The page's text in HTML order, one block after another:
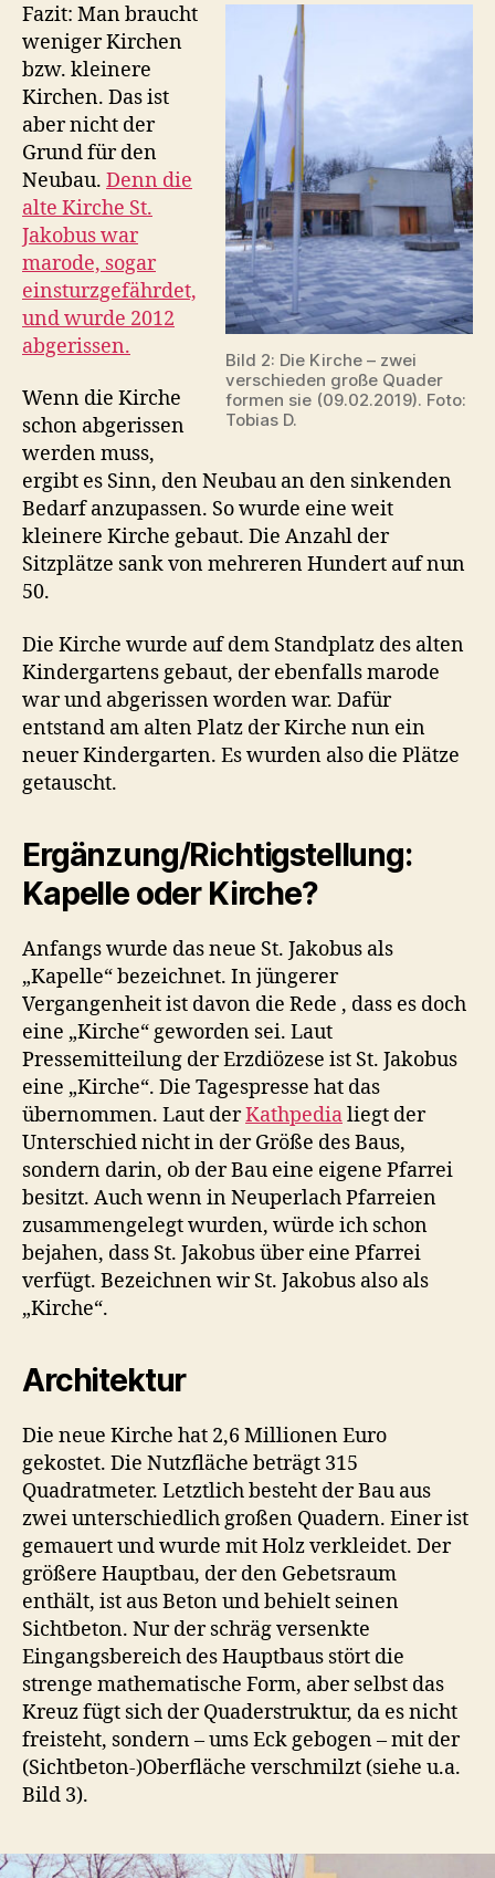
Bild 2: Die Kirche – zwei
verschieden große Quader
formen sie (09.02.2019). Foto:
Tobias D.
Fazit: Man braucht
weniger Kirchen
bzw. kleinere
Kirchen. Das ist
aber nicht der
Grund für den
Neubau. Denn die
alte Kirche St.
Jakobus war
marode, sogar
einsturzgefährdet,
und wurde 2012
abgerissen.
Wenn die Kirche
schon abgerissen
werden muss,
ergibt es Sinn, den Neubau an den sinkenden
Bedarf anzupassen. So wurde eine weit
kleinere Kirche gebaut. Die Anzahl der
Sitzplätze sank von mehreren Hundert auf nun
50.
Die Kirche wurde auf dem Standplatz des alten
Kindergartens gebaut, der ebenfalls marode
war und abgerissen worden war. Dafür
entstand am alten Platz der Kirche nun ein
neuer Kindergarten. Es wurden also die Plätze
getauscht.
Ergänzung/Richtigstellung:
Kapelle oder Kirche?
Anfangs wurde das neue St. Jakobus als
„Kapelle“ bezeichnet. In jüngerer
Vergangenheit ist davon die Rede , dass es doch
eine „Kirche“ geworden sei. Laut
Pressemitteilung der Erzdiözese ist St. Jakobus
eine „Kirche“. Die Tagespresse hat das
übernommen. Laut derKathpedialiegt der
Unterschied nicht in der Größe des Baus,
sondern darin, ob der Bau eine eigene Pfarrei
besitzt. Auch wenn in Neuperlach Pfarreien
zusammengelegt wurden, würde ich schon
bejahen, dass St. Jakobus über eine Pfarrei
verfügt. Bezeichnen wir St. Jakobus also als
„Kirche“.
Architektur
Die neue Kirche hat 2,6 Millionen Euro
gekostet. Die Nutzfläche beträgt 315
Quadratmeter. Letztlich besteht der Bau aus
zwei unterschiedlich großen Quadern. Einer ist
gemauert und wurde mit Holz verkleidet. Der
größere Hauptbau, der den Gebetsraum
enthält, ist aus Beton und behielt seinen
Sichtbeton. Nur der schräg versenkte
Eingangsbereich des Hauptbaus stört die
strenge mathematische Form, aber selbst das
Kreuz fügt sich der Quaderstruktur, da es nicht
freisteht, sondern – ums Eck gebogen – mit der
(Sichtbeton-)Oberfläche verschmilzt (siehe u.a.
Bild 3).